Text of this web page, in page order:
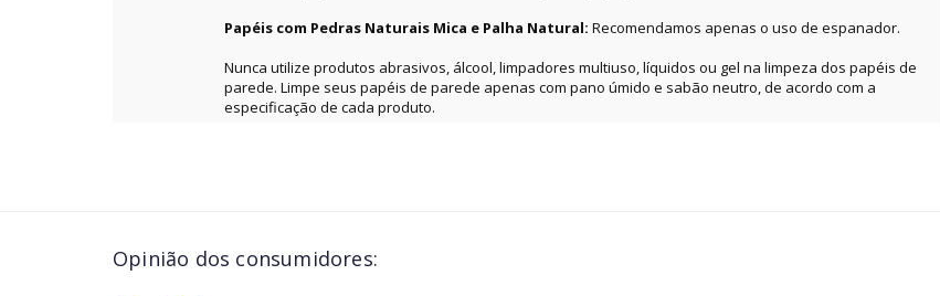
Papéis com Pedras Naturais Mica e Palha Natural: Recomendamos apenas o uso de espanador.
Nunca utilize produtos abrasivos, álcool, limpadores multiuso, líquidos ou gel na limpeza dos papéis de
parede. Limpe seus papéis de parede apenas com pano úmido e sabão neutro, de acordo com a
especificação de cada produto.
Opinião dos consumidores: